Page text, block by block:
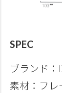
SPEC
ブランド：
素材：フレ